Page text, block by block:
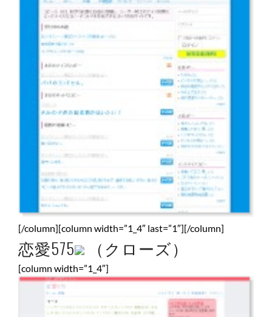
[/column][column width=”1_4″ last=”1″][/column]
恋愛575 （クローズ）
[column width=”1_4″]